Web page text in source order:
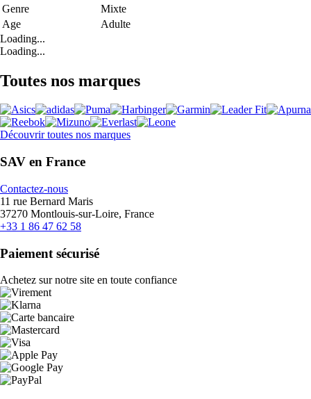
Genre
Mixte
Age
Adulte
Loading...
Loading...
Toutes nos marques
Découvrir toutes nos marques
SAV en France
Contactez-nous
11 rue Bernard Maris
37270 Montlouis-sur-Loire, France
+33 1 86 47 62 58
Paiement sécurisé
Achetez sur notre site en toute confiance